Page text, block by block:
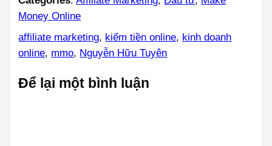
Money Online
affiliate marketing, kiếm tiền online, kinh doanh
online, mmo, Nguyễn Hữu Tuyên
Để lại một bình luận